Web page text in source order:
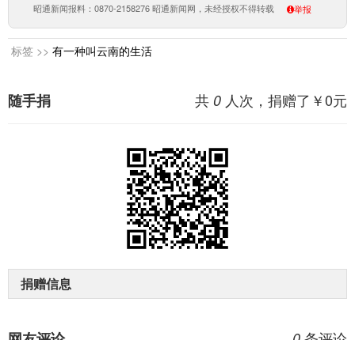
昭通新闻报料：0870-2158276 昭通新闻网，未经授权不得转载 举报
标签 >> 有一种叫云南的生活
共 0 人次，捐赠了￥0元
随手捐
捐赠信息